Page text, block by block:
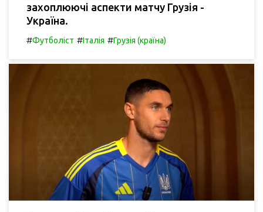
захоплюючі аспекти матчу Грузія -
Україна.
#Футболіст #Італія #Грузія (країна)